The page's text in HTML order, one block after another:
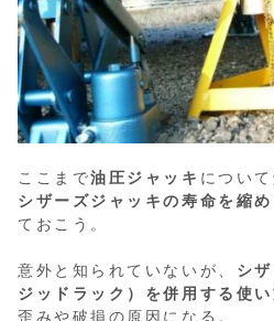
ここまで油圧ジャッキ につい
シザーズジャッキの寿命を縮
ておこう。
意外と知られていないが、 シ
ジッドラック）を併用する使い
歪みや破損の原因になる。